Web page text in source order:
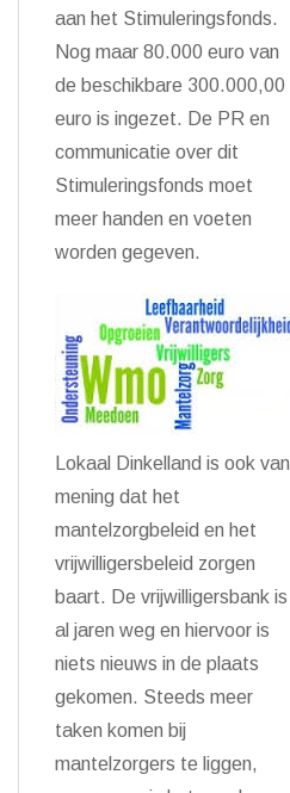
aan het Stimuleringsfonds.
Nog maar 80.000 euro van
de beschikbare 300.000,00
euro is ingezet. De PR en
communicatie over dit
Stimuleringsfonds moet
meer handen en voeten
worden gegeven.
Lokaal Dinkelland is ook van
mening dat het
mantelzorgbeleid en het
vrijwilligersbeleid zorgen
baart. De vrijwilligersbank is
al jaren weg en hiervoor is
niets nieuws in de plaats
gekomen. Steeds meer
taken komen bij
mantelzorgers te liggen,